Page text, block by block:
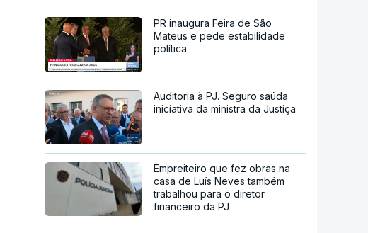
PR inaugura Feira de São
Mateus e pede estabilidade
política
Auditoria à PJ. Seguro saúda
iniciativa da ministra da Justiça
Empreiteiro que fez obras na
casa de Luís Neves também
trabalhou para o diretor
financeiro da PJ